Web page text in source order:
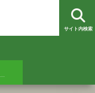
サイト内検索